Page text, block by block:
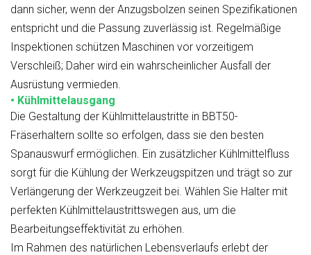
dann sicher, wenn der Anzugsbolzen seinen Spezifikationen
entspricht und die Passung zuverlässig ist. Regelmäßige
Inspektionen schützen Maschinen vor vorzeitigem
Verschleiß; Daher wird ein wahrscheinlicher Ausfall der
Ausrüstung vermieden.
• Kühlmittelausgang
Die Gestaltung der Kühlmittelaustritte in BBT50-
Fräserhaltern sollte so erfolgen, dass sie den besten
Spanauswurf ermöglichen. Ein zusätzlicher Kühlmittelfluss
sorgt für die Kühlung der Werkzeugspitzen und trägt so zur
Verlängerung der Werkzeugzeit bei. Wählen Sie Halter mit
perfekten Kühlmittelaustrittswegen aus, um die
Bearbeitungseffektivität zu erhöhen.
Im Rahmen des natürlichen Lebensverlaufs erlebt der